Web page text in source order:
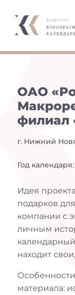
ОАО
филиал
г. Нижний
Год календаря:
Идея
подарков
компании с
личным
находит
материала: